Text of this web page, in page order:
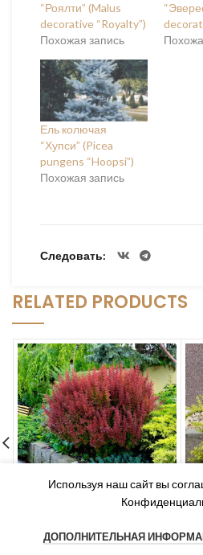
“Роялти” (Malus
decorative “Royalty”)
Похожая запись
Ель колючая
“Хупси” (Picea
pungens “Hoopsi”)
Похожая запись
Следовать
RELATED PRODUCTS
“Атропурпуреа” (Berberis
thunbergii
Используя наш сайт вы
ДОПОЛНИТЕЛЬНАЯ